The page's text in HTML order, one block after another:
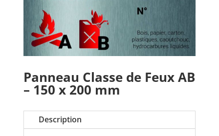
Panneau Classe de Feux AB
– 150 x 200 mm
Description